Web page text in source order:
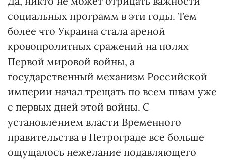
социальных программ в эти годы. Тем
более что Украина стала ареной
кровопролитных сражений на полях
Первой мировой войны, а
государственный механизм Российской
империи начал трещать по всем швам уже
с первых дней этой войны. С
установлением власти Временного
правительства в Петрограде все больше
ощущалось нежелание подавляющего